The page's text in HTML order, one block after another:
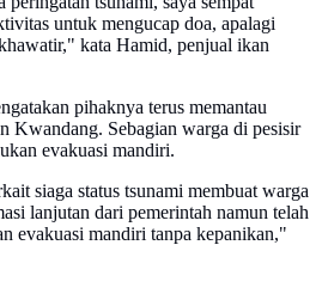
untuk mengucap doa, apalagi
kata Hamid, penjual ikan
pihaknya terus memantau
Kwandang. Sebagian warga di pesisir
evakuasi mandiri.
siaga status tsunami membuat warga
lanjutan dari pemerintah namun telah
evakuasi mandiri tanpa kepanikan,"